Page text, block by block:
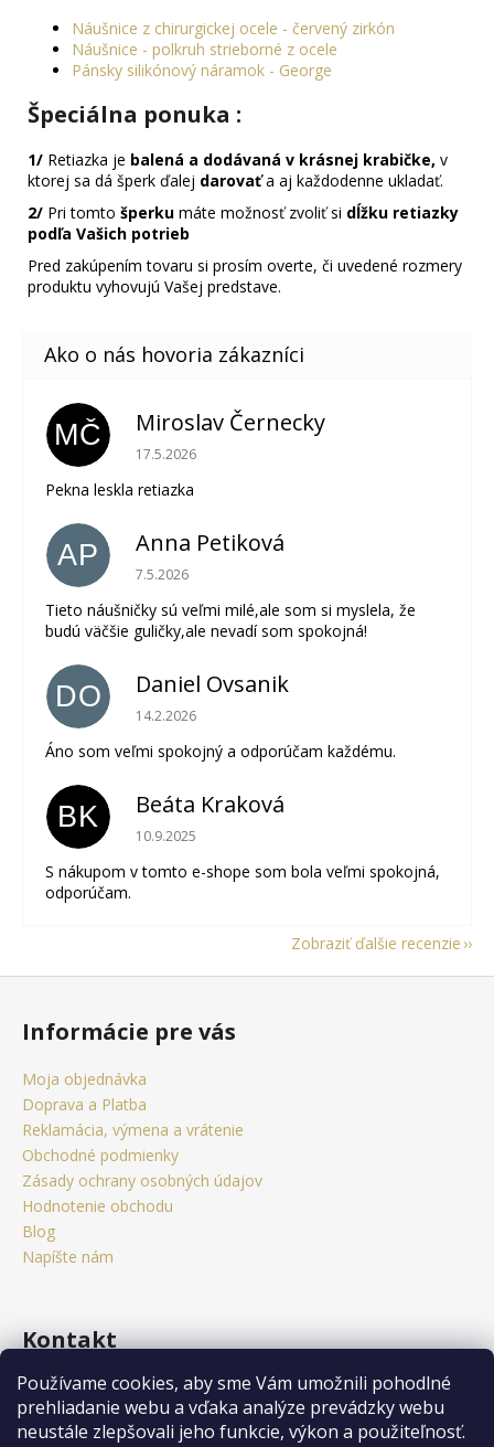
Používame cookies, aby sme Vám umožnili pohodlné
prehliadanie webu a vďaka analýze prevádzky webu
neustále zlepšovali jeho funkcie, výkon a použiteľnosť.
Náušnice z chirurgickej ocele - červený zirkón
Náušnice - polkruh strieborné z ocele
Pánsky silikónový náramok - George
Špeciálna ponuka :
1/ Retiazka je balená a dodávaná v krásnej krabičke, v
ktorej sa dá šperk ďalej darovaťa aj každodenne ukladať.
2/ Pri tomto šperku máte možnosť zvoliť si dĺžku retiazky
podľa Vašich potrieb
Pred zakúpením tovaru si prosím overte, či uvedené rozmery
produktu vyhovujú Vašej predstave.
MČ Miroslav Černecky
Hodnotenie obchodu je 5 z 5 hviezdičiek.
17.5.2026
Pekna leskla retiazka
AP Anna Petiková
Hodnotenie obchodu je 5 z 5 hviezdičiek.
7.5.2026
Tieto náušničky sú veľmi milé,ale som si myslela, že
budú väčšie guličky,ale nevadí som spokojná!
DO Daniel Ovsanik
Hodnotenie obchodu je 5 z 5 hviezdičiek.
14.2.2026
Áno som veľmi spokojný a odporúčam každému.
BK Beáta Kraková
Hodnotenie obchodu je 5 z 5 hviezdičiek.
10.9.2025
S nákupom v tomto e-shope som bola veľmi spokojná,
odporúčam.
Zobraziť ďalšie recenzie
Informácie pre vás
Moja objednávka
Doprava a Platba
Reklamácia, výmena a vrátenie
Obchodné podmienky
Zásady ochrany osobných údajov
Hodnotenie obchodu
Blog
Napíšte nám
Kontakt
obchod @citystorm.eu
+421 950 541 742
Sledujte nás na Facebooku